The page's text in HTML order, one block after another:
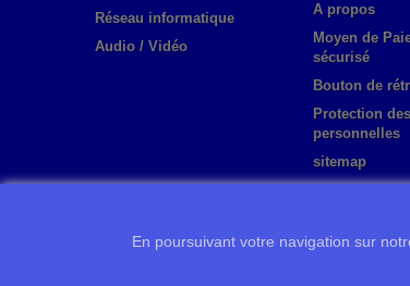
Réseau informatique
Audio / Vidéo
A propos
Moyen de
sécurisé
Bouton de
Protection
personnelles
sitemap
En poursuivant votre navigation sur